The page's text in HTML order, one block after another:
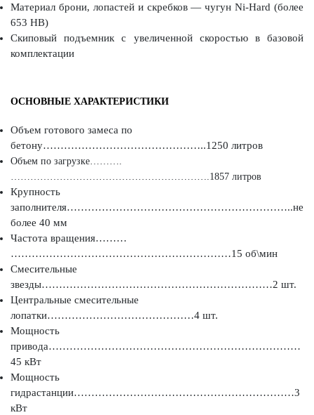
Материал брони, лопастей и скребков — чугун Ni-Hard (более
653 HB)
Скиповый подъемник с увеличенной скоростью в базовой
комплектации
ОСНОВНЫЕ ХАРАКТЕРИСТИКИ
Объем готового замеса по
бетону………………………………………..1250 литров
Объем по загрузке……….
…………………………………………………….1857 литров
Крупность
заполнителя………………………………………………………..не
более 40 мм
Частота вращения………
………………………………………………………15 об\мин
Смесительные
звезды…………………………………………………………2 шт.
Центральные смесительные
лопатки……………………………………4 шт.
Мощность
привода………………………………………………………………
45 кВт
Мощность
гидрастанции………………………………………………………3
кВт